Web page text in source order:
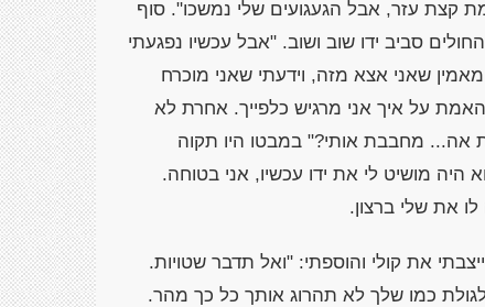
קצת עזר, אבל הגעגועים שלי נמשכו". סוף
סביב ידו שוב ושוב. "אבל עכשיו נפגעתי
שאני אצא מזה, וידעתי שאני מוכרח
על איך אני מרגיש כלפייך. אחרת לא
אה... מחבבת אותי?" במבטו היו תקוה
היה מושיט לי את ידו עכשיו, אני בטוחה.
את שלי ברצון.
את קולי והוספתי: "ואל תדבר שטויות.
כמו שלך לא תהרוג אותך כל כך מהר.